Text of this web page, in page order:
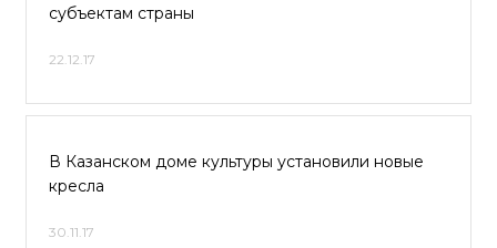
субъектам страны
22.12.17
В Казанском доме культуры установили новые
кресла
30.11.17